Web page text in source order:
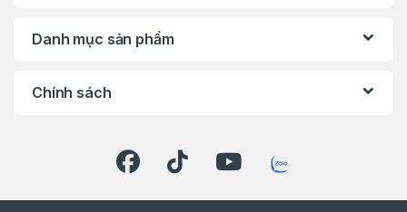
Danh mục sản phẩm
Chính sách